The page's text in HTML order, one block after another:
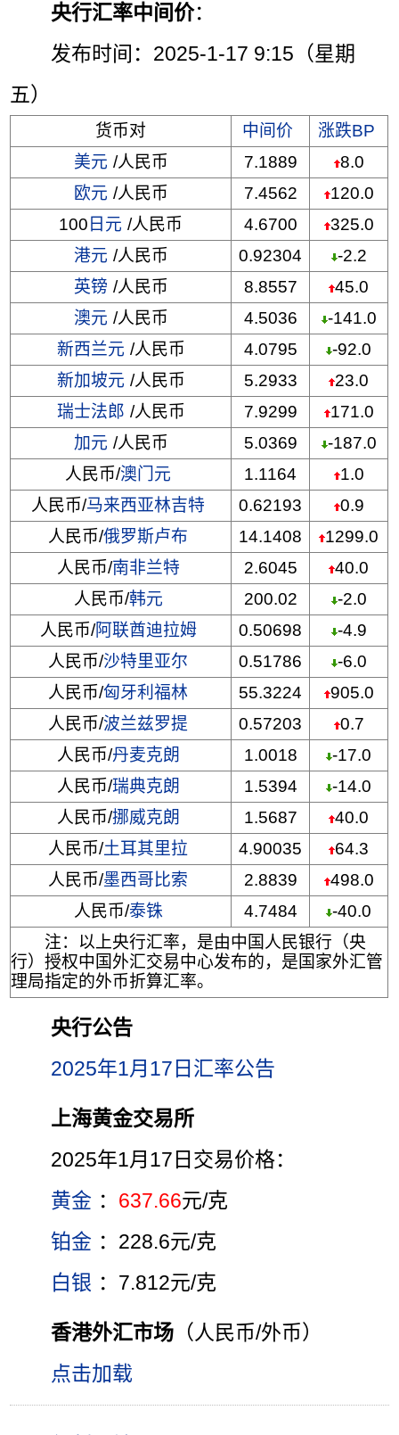
央行汇率中间价：
发布时间：2025-1-17 9:15（星期
五）
货币对 中间价
涨跌BP
美元 /人民币 7.1889
8.0
欧元 /人民币 7.4562
120.0
100 日元 /人民币 4.6700
325.0
港元 /人民币 0.92304
-2.2
英镑 /人民币 8.8557
45.0
澳元 /人民币 4.5036
-141.0
新西兰元 /人民币 4.0795
-92.0
新加坡元 /人民币 5.2933
23.0
瑞士法郎 /人民币 7.9299
171.0
加元 /人民币 5.0369
-187.0
人民币/澳门元 1.1164
1.0
人民币/马来西亚林吉特 0.62193
0.9
人民币/俄罗斯卢布 14.1408
1299.0
人民币/南非兰特 2.6045
40.0
人民币/韩元 200.02
-2.0
人民币/阿联酋迪拉姆 0.50698
-4.9
人民币/沙特里亚尔 0.51786
-6.0
人民币/匈牙利福林 55.3224
905.0
人民币/波兰兹罗提 0.57203
0.7
人民币/丹麦克朗 1.0018
-17.0
人民币/瑞典克朗 1.5394
-14.0
人民币/挪威克朗 1.5687
40.0
人民币/土耳其里拉 4.90035
64.3
人民币/墨西哥比索 2.8839
498.0
人民币/泰铢 4.7484
-40.0
注：以上央行汇率，是由中国人民银行（央
行）授权中国外汇交易中心发布的，是国家外汇管
理局指定的外币折算汇率。
央行公告
2025年1月17日汇率公告
上海黄金交易所
2025年1月17日交易价格：
黄金 ： 637.66元/克
铂金 ：228.6元/克
白银 ：7.812元/克
香港外汇市场 （人民币/外币）
点击加载